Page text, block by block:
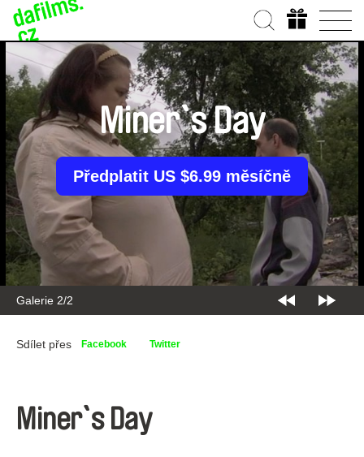
Galerie 2/2
Miner`s Day
Předplatit US $6.99 měsíčně
Sdílet přes Facebook Twitter
Miner`s Day